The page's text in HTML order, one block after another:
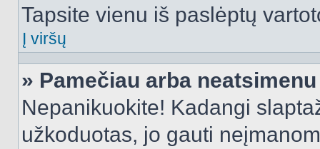
Tapsite vienu iš paslėptų
Į viršų
» Pamečiau arba
Nepanikuokite! Kadangi
užkoduotas, jo gauti